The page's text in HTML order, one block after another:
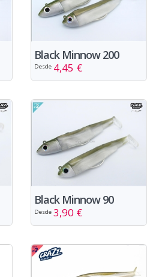
Black Minnow 200
Desde 4,45 €
Black Minnow 90
Desde 3,90 €